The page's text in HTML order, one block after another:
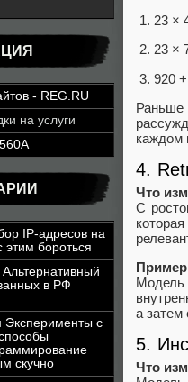
- REG.RU
на услуги
IP-адресов на
этим бороться
Альтернативный
в РФ
Эксперименты с
скучно
23 ×
23 ×
920
Раньше
каждом
4.
Что
С
а затем
5.
Что